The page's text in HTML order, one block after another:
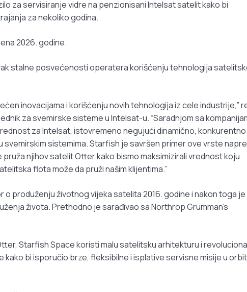
za servisiranje vidre na penzionisani Intelsat satelit kako bi
za nekoliko godina.
2026. godine.
stalne posvećenosti operatera korišćenju tehnologija
inovacijama i korišćenju novih tehnologija iz cele industrije,”
za svemirske sisteme u Intelsat-u. “Saradnjom sa
za Intelsat, istovremeno negujući dinamično, konkurentno
sistemima. Starfish je savršen primer ove vrste
njihov satelit Otter kako bismo maksimizirali vrednost koju
flota može da pruži našim klijentima.”
produženju životnog vijeka satelita 2016. godine i nakon toga je
života. Prethodno je sarađivao sa Northrop Grumman’s
Starfish Space koristi malu satelitsku arhitekturu i
bi isporučio brze, fleksibilne i isplative servisne misije u